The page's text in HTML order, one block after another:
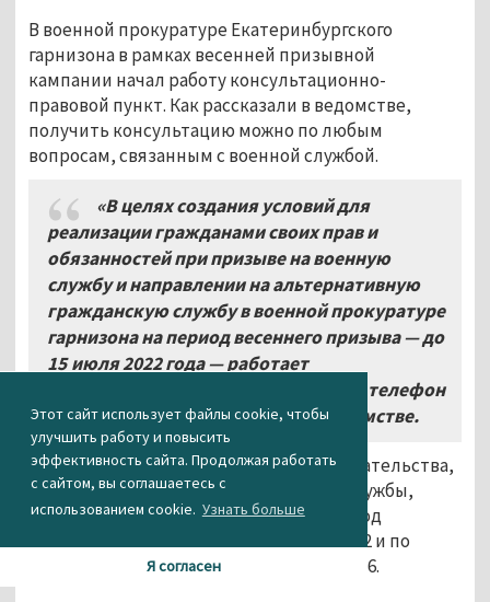
Этот сайт использует файлы cookie, чтобы
улучшить работу и повысить
эффективность сайта. Продолжая работать
с сайтом, вы соглашаетесь с
использованием cookie. Узнать больше
Я согласен
В военной прокуратуре Екатеринбургского
гарнизона в рамках весенней призывной
кампании начал работу консультационно-
правовой пункт. Как рассказали в ведомстве,
получить консультацию можно по любым
вопросам, связанным с военной службой.
«В целях создания условий для
реализации гражданами своих прав и
обязанностей при призыве на военную
службу и направлении на альтернативную
гражданскую службу в военной прокуратуре
гарнизона на период весеннего призыва — до
15 июля 2022 года — работает
консультационно-правовой пункт и телефон
горячей линии», — сообщили в ведомстве.
За консультацией по вопросам законодательства,
связанного с прохождением военной службы,
можно обратиться лично по адресу: город
Екатеринбург, улица Луначарского, 215/2 и по
телефону горячей линии: 8 (343) 254-01-66.